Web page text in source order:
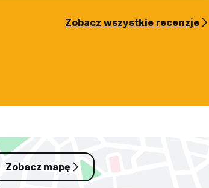
Zobacz wszystkie recenzje
Zobacz mapę